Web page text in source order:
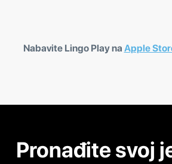
Nabavite Lingo Play na Apple
Pronađite svoj